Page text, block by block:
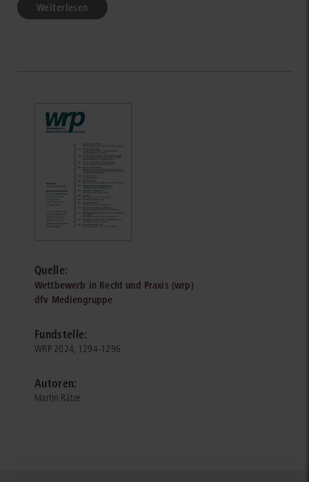
Weiterlesen
Quelle:
Wettbewerb in Recht und Praxis (wrp)
dfv Mediengruppe
Fundstelle:
WRP 2024, 1294-1296
Autoren:
Martin Rätze